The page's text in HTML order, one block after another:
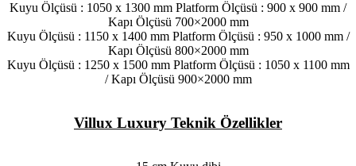
Kuyu Ölçüsü : 1050 x 1300 mm Platform Ölçüsü : 900 x 900 mm /
Kapı Ölçüsü 700×2000 mm
Kuyu Ölçüsü : 1150 x 1400 mm Platform Ölçüsü : 950 x 1000 mm /
Kapı Ölçüsü 800×2000 mm
Kuyu Ölçüsü : 1250 x 1500 mm Platform Ölçüsü : 1050 x 1100 mm
/ Kapı Ölçüsü 900×2000 mm
Villux Luxury Teknik Özellikler